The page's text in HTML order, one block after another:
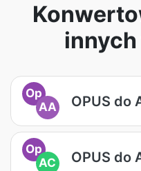
Op
AA
OPUS do
Op
AC
OPUS do